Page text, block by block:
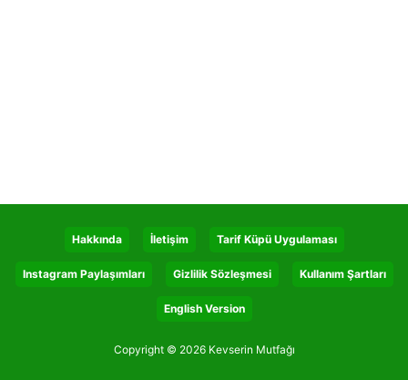
Hakkında İletişim Tarif Küpü Uygulaması
Instagram Paylaşımları Gizlilik Sözleşmesi Kullanım Şartları
English Version
Copyright © 2026 Kevserin Mutfağı